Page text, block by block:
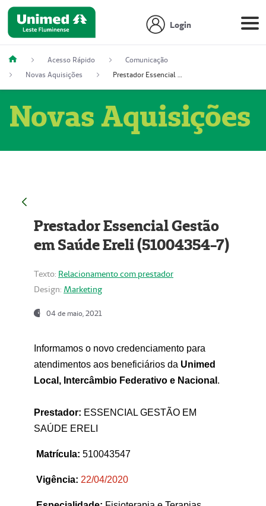
Login
Acesso Rápido
Comunicação
Novas Aquisições
Prestador Essencial Gestão em Saúde Ereli (51004354-7)
Novas Aquisições
Prestador Essencial Gestão
em Saúde Ereli (51004354-7)
Texto: Relacionamento com prestador
Design: Marketing
04 de maio, 2021
Informamos o novo credenciamento para
atendimentos aos beneficiários da Unimed
Local, Intercâmbio Federativo e Nacional .
Prestador: ESSENCIAL GESTÃO EM
SAÚDE ERELI
Matrícula: 510043547
Vigência: 22/04/2020